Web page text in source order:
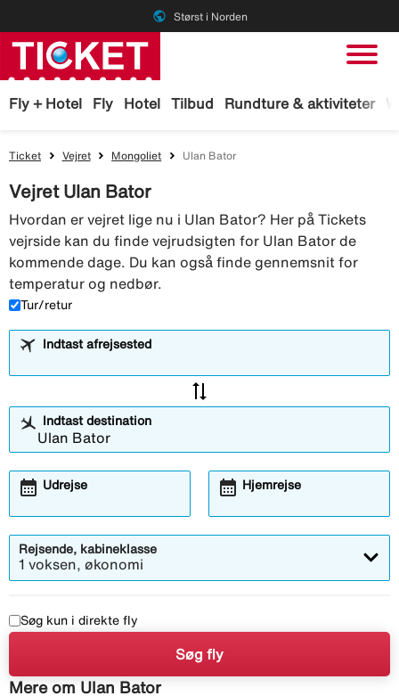
public Størst i Norden
Fly + Hotel Fly Hotel Tilbud Rundture & aktiviteter
Ticket Vejret Mongoliet Ulan Bator
Vejret Ulan Bator
Hvordan er vejret lige nu i Ulan Bator? Her på Tickets
vejrside kan du finde vejrudsigten for Ulan Bator de
kommende dage. Du kan også finde gennemsnit for
temperatur og nedbør.
Tur/retur
Indtast afrejsested
sync_alt
Indtast destination
Udrejse
calendar_month Hjemrejse
calendar_month
Rejsende, kabineklasse
1 voksen, økonomi
Søg kun i direkte fly
Søg fly
Mere om Ulan Bator